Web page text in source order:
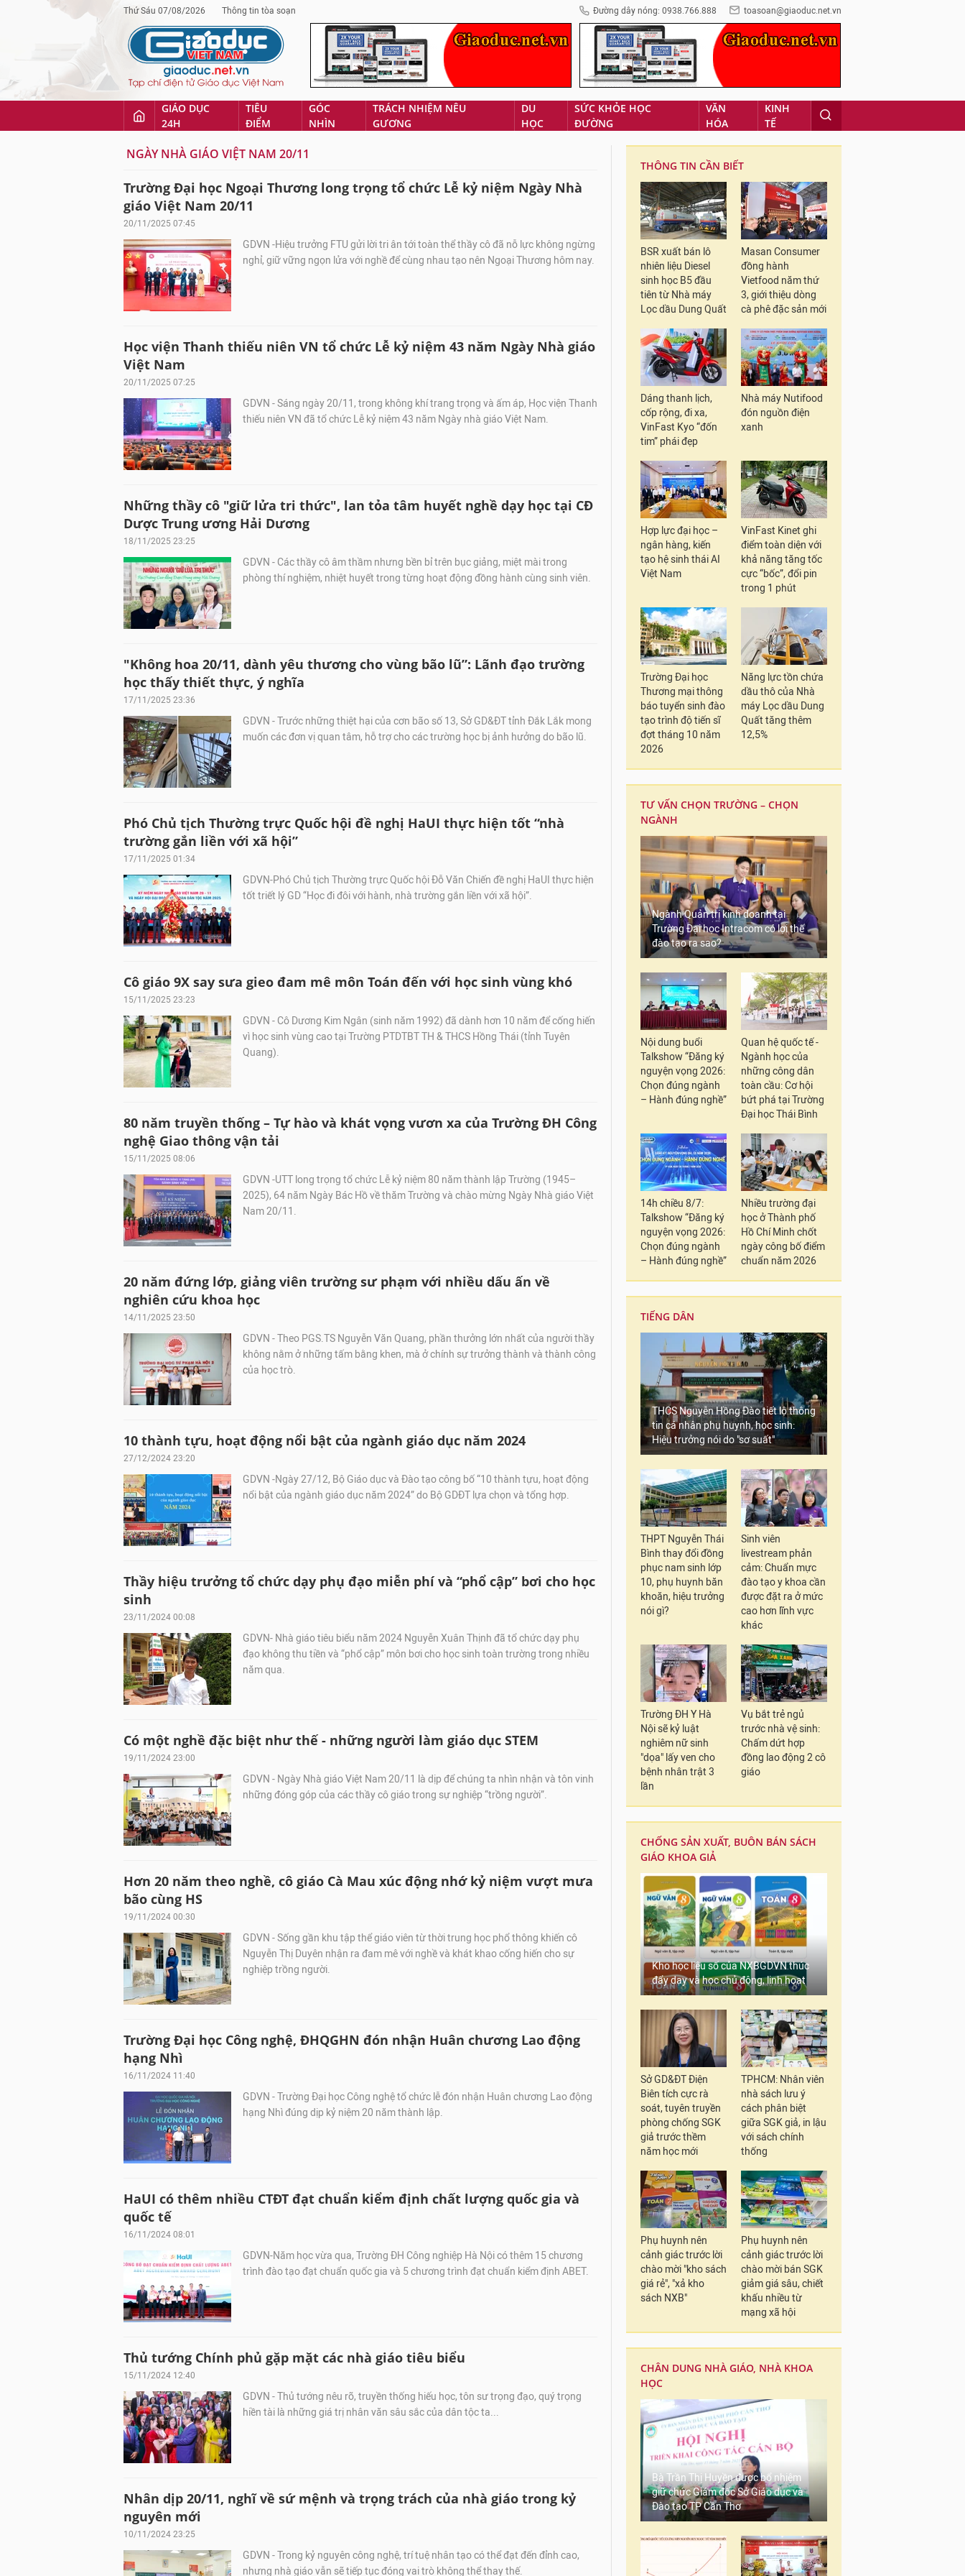
Thứ Sáu 07/08/2026 Thông tin tòa soạn Đường dây nóng: 0938.766.888 toasoan@giaoduc.net.vn
GIÁO DỤC
24H
TIÊU
ĐIỂM
GÓC
NHÌN
TRÁCH NHIỆM NÊU
GƯƠNG
DU
HỌC
SỨC KHỎE HỌC
ĐƯỜNG
VĂN
HÓA
KINH
TẾ
NGÀY NHÀ GIÁO VIỆT NAM 20/11
Trường Đại học Ngoại Thương long trọng tổ chức Lễ kỷ niệm Ngày Nhà
giáo Việt Nam 20/11
20/11/2025 07:45
GDVN -Hiệu trưởng FTU gửi lời tri ân tới toàn thể thầy cô đã nỗ lực không ngừng
nghỉ, giữ vững ngọn lửa với nghề để cùng nhau tạo nên Ngoại Thương hôm nay.
Học viện Thanh thiếu niên VN tổ chức Lễ kỷ niệm 43 năm Ngày Nhà giáo
Việt Nam
20/11/2025 07:25
GDVN - Sáng ngày 20/11, trong không khí trang trọng và ấm áp, Học viện Thanh
thiếu niên VN đã tổ chức Lễ kỷ niệm 43 năm Ngày nhà giáo Việt Nam.
Những thầy cô "giữ lửa tri thức", lan tỏa tâm huyết nghề dạy học tại CĐ
Dược Trung ương Hải Dương
18/11/2025 23:25
GDVN - Các thầy cô âm thầm nhưng bền bỉ trên bục giảng, miệt mài trong
phòng thí nghiệm, nhiệt huyết trong từng hoạt động đồng hành cùng sinh viên.
"Không hoa 20/11, dành yêu thương cho vùng bão lũ”: Lãnh đạo trường
học thấy thiết thực, ý nghĩa
17/11/2025 23:36
GDVN - Trước những thiệt hại của cơn bão số 13, Sở GD&ĐT tỉnh Đắk Lắk mong
muốn các đơn vị quan tâm, hỗ trợ cho các trường học bị ảnh hưởng do bão lũ.
Phó Chủ tịch Thường trực Quốc hội đề nghị HaUI thực hiện tốt “nhà
trường gắn liền với xã hội”
17/11/2025 01:34
GDVN-Phó Chủ tịch Thường trực Quốc hội Đỗ Văn Chiến đề nghị HaUI thực hiện
tốt triết lý GD “Học đi đôi với hành, nhà trường gắn liền với xã hội”.
Cô giáo 9X say sưa gieo đam mê môn Toán đến với học sinh vùng khó
15/11/2025 23:23
GDVN - Cô Dương Kim Ngân (sinh năm 1992) đã dành hơn 10 năm để cống hiến
vì học sinh vùng cao tại Trường PTDTBT TH & THCS Hồng Thái (tỉnh Tuyên
Quang).
80 năm truyền thống – Tự hào và khát vọng vươn xa của Trường ĐH Công
nghệ Giao thông vận tải
15/11/2025 08:06
GDVN -UTT long trọng tổ chức Lễ kỷ niệm 80 năm thành lập Trường (1945–
2025), 64 năm Ngày Bác Hồ về thăm Trường và chào mừng Ngày Nhà giáo Việt
Nam 20/11.
20 năm đứng lớp, giảng viên trường sư phạm với nhiều dấu ấn về
nghiên cứu khoa học
14/11/2025 23:50
GDVN - Theo PGS.TS Nguyễn Văn Quang, phần thưởng lớn nhất của người thầy
không nằm ở những tấm bằng khen, mà ở chính sự trưởng thành và thành công
của học trò.
10 thành tựu, hoạt động nổi bật của ngành giáo dục năm 2024
27/12/2024 23:20
GDVN -Ngày 27/12, Bộ Giáo dục và Đào tạo công bố “10 thành tựu, hoạt động
nổi bật của ngành giáo dục năm 2024” do Bộ GDĐT lựa chọn và tổng hợp.
Thầy hiệu trưởng tổ chức dạy phụ đạo miễn phí và “phổ cập” bơi cho học
sinh
23/11/2024 00:08
GDVN- Nhà giáo tiêu biểu năm 2024 Nguyễn Xuân Thịnh đã tổ chức dạy phụ
đạo không thu tiền và “phổ cập” môn bơi cho học sinh toàn trường trong nhiều
năm qua.
Có một nghề đặc biệt như thế - những người làm giáo dục STEM
19/11/2024 23:00
GDVN - Ngày Nhà giáo Việt Nam 20/11 là dịp để chúng ta nhìn nhận và tôn vinh
những đóng góp của các thầy cô giáo trong sự nghiệp “trồng người”.
Hơn 20 năm theo nghề, cô giáo Cà Mau xúc động nhớ kỷ niệm vượt mưa
bão cùng HS
19/11/2024 00:30
GDVN - Sống gần khu tập thể giáo viên từ thời trung học phổ thông khiến cô
Nguyễn Thị Duyên nhận ra đam mê với nghề và khát khao cống hiến cho sự
nghiệp trồng người.
Trường Đại học Công nghệ, ĐHQGHN đón nhận Huân chương Lao động
hạng Nhì
16/11/2024 11:40
GDVN - Trường Đại học Công nghệ tổ chức lễ đón nhận Huân chương Lao động
hạng Nhì đúng dịp kỷ niệm 20 năm thành lập.
HaUI có thêm nhiều CTĐT đạt chuẩn kiểm định chất lượng quốc gia và
quốc tế
16/11/2024 08:01
GDVN-Năm học vừa qua, Trường ĐH Công nghiệp Hà Nội có thêm 15 chương
trình đào tạo đạt chuẩn quốc gia và 5 chương trình đạt chuẩn kiểm định ABET.
Thủ tướng Chính phủ gặp mặt các nhà giáo tiêu biểu
15/11/2024 12:40
GDVN - Thủ tướng nêu rõ, truyền thống hiếu học, tôn sư trọng đạo, quý trọng
hiền tài là những giá trị nhân văn sâu sắc của dân tộc ta...
Nhân dịp 20/11, nghĩ về sứ mệnh và trọng trách của nhà giáo trong kỷ
nguyên mới
10/11/2024 23:25
GDVN - Trong kỷ nguyên công nghệ, trí tuệ nhân tạo có thể đạt đến đỉnh cao,
nhưng nhà giáo vẫn sẽ tiếp tục đóng vai trò không thể thay thế.
THÔNG TIN CẦN BIẾT
BSR xuất bán lô
nhiên liệu Diesel
sinh học B5 đầu
tiên từ Nhà máy
Lọc dầu Dung Quất
Masan Consumer
đồng hành
Vietfood năm thứ
3, giới thiệu dòng
cà phê đặc sản mới
Dáng thanh lịch,
cốp rộng, đi xa,
VinFast Kyo “đốn
tim” phái đẹp
Nhà máy Nutifood
đón nguồn điện
xanh
Hợp lực đại học –
ngân hàng, kiến
tạo hệ sinh thái AI
Việt Nam
VinFast Kinet ghi
điểm toàn diện với
khả năng tăng tốc
cực “bốc”, đổi pin
trong 1 phút
Trường Đại học
Thương mại thông
báo tuyển sinh đào
tạo trình độ tiến sĩ
đợt tháng 10 năm
2026
Năng lực tồn chứa
dầu thô của Nhà
máy Lọc dầu Dung
Quất tăng thêm
12,5%
TƯ VẤN CHỌN TRƯỜNG – CHỌN
NGÀNH
Ngành Quản trị kinh doanh tại
Trường Đại học Intracom có lợi thế
đào tạo ra sao?
Nội dung buổi
Talkshow “Đăng ký
nguyện vọng 2026:
Chọn đúng ngành
– Hành đúng nghề”
Quan hệ quốc tế -
Ngành học của
những công dân
toàn cầu: Cơ hội
bứt phá tại Trường
Đại học Thái Bình
14h chiều 8/7:
Talkshow “Đăng ký
nguyện vọng 2026:
Chọn đúng ngành
– Hành đúng nghề”
Nhiều trường đại
học ở Thành phố
Hồ Chí Minh chốt
ngày công bố điểm
chuẩn năm 2026
TIẾNG DÂN
THCS Nguyễn Hồng Đào tiết lộ thông
tin cá nhân phụ huynh, học sinh:
Hiệu trưởng nói do "sơ suất"
THPT Nguyễn Thái
Bình thay đổi đồng
phục nam sinh lớp
10, phụ huynh băn
khoăn, hiệu trưởng
nói gì?
Sinh viên
livestream phản
cảm: Chuẩn mực
đào tạo y khoa cần
được đặt ra ở mức
cao hơn lĩnh vực
khác
Trường ĐH Y Hà
Nội sẽ kỷ luật
nghiêm nữ sinh
"dọa" lấy ven cho
bệnh nhân trật 3
lần
Vụ bắt trẻ ngủ
trước nhà vệ sinh:
Chấm dứt hợp
đồng lao động 2 cô
giáo
CHỐNG SẢN XUẤT, BUÔN BÁN SÁCH
GIÁO KHOA GIẢ
Kho học liệu số của NXBGDVN thúc
đẩy dạy và học chủ động, linh hoạt
Sở GD&ĐT Điện
Biên tích cực rà
soát, tuyên truyền
phòng chống SGK
giả trước thềm
năm học mới
TPHCM: Nhân viên
nhà sách lưu ý
cách phân biệt
giữa SGK giả, in lậu
với sách chính
thống
Phụ huynh nên
cảnh giác trước lời
chào mời "kho sách
giá rẻ", "xả kho
sách NXB"
Phụ huynh nên
cảnh giác trước lời
chào mời bán SGK
giảm giá sâu, chiết
khấu nhiều từ
mạng xã hội
CHÂN DUNG NHÀ GIÁO, NHÀ KHOA
HỌC
Bà Trần Thị Huyền được bổ nhiệm
giữ chức Giám đốc Sở Giáo dục và
Đào tạo TP Cần Thơ